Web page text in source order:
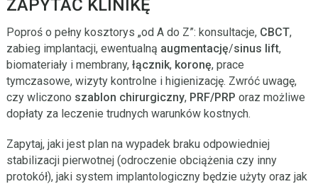
ZAPYTAĆ KLINIKĘ
Poproś o pełny kosztorys „od A do Z”: konsultacje, CBCT,
zabieg implantacji, ewentualną augmentację/sinus lift,
biomateriały i membrany, łącznik, koronę, prace
tymczasowe, wizyty kontrolne i higienizację. Zwróć uwagę,
czy wliczono szablon chirurgiczny, PRF/PRP oraz możliwe
dopłaty za leczenie trudnych warunków kostnych.
Zapytaj, jaki jest plan na wypadek braku odpowiedniej
stabilizacji pierwotnej (odroczenie obciążenia czy inny
protokół), jaki system implantologiczny będzie użyty oraz jak